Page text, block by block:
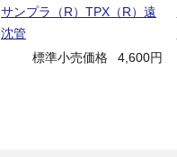
サンプラ（R）TPX（R）遠
沈管
標準小売価格
4,600円